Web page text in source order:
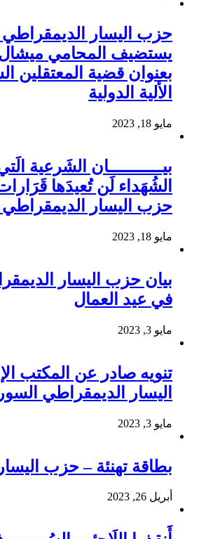
حزب اليسار
يستضيف المحامي
بعنوان قضية المعتقلين
الألية الدولية
مايو 18, 2023
بيـــــــــــان الشَرعية
الشُهَداء لَن تُعيدَها
حزب اليسار
مايو 18, 2023
بيان حزب اليسار
في عيد العمال
مايو 3, 2023
تنويه صادر عن المكتب
اليسار الديمقراطي
مايو 3, 2023
بطاقة تهنئة – حزب
أبريل 26, 2023